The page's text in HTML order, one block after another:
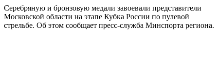
Серебряную и бронзовую медали завоевали представители
Московской области на этапе Кубка России по пулевой
стрельбе. Об этом сообщает пресс-служба Минспорта региона.